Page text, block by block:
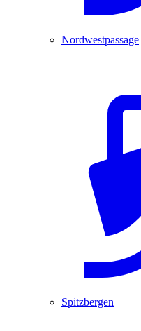
Nordwestpassage
Spitzbergen